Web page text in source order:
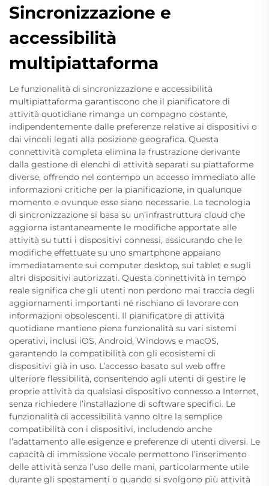
Sincronizzazione e
accessibilità
multipiattaforma
Le funzionalità di sincronizzazione e accessibilità
multipiattaforma garantiscono che il pianificatore di
attività quotidiane rimanga un compagno costante,
indipendentemente dalle preferenze relative ai dispositivi o
dai vincoli legati alla posizione geografica. Questa
connettività completa elimina la frustrazione derivante
dalla gestione di elenchi di attività separati su piattaforme
diverse, offrendo nel contempo un accesso immediato alle
informazioni critiche per la pianificazione, in qualunque
momento e ovunque esse siano necessarie. La tecnologia
di sincronizzazione si basa su un’infrastruttura cloud che
aggiorna istantaneamente le modifiche apportate alle
attività su tutti i dispositivi connessi, assicurando che le
modifiche effettuate su uno smartphone appaiano
immediatamente sui computer desktop, sui tablet e sugli
altri dispositivi autorizzati. Questa connettività in tempo
reale significa che gli utenti non perdono mai traccia degli
aggiornamenti importanti né rischiano di lavorare con
informazioni obsolescenti. Il pianificatore di attività
quotidiane mantiene piena funzionalità su vari sistemi
operativi, inclusi iOS, Android, Windows e macOS,
garantendo la compatibilità con gli ecosistemi di
dispositivi già in uso. L’accesso basato sul web offre
ulteriore flessibilità, consentendo agli utenti di gestire le
proprie attività da qualsiasi dispositivo connesso a Internet,
senza richiedere l’installazione di software specifici. Le
funzionalità di accessibilità vanno oltre la semplice
compatibilità con i dispositivi, includendo anche
l’adattamento alle esigenze e preferenze di utenti diversi. Le
capacità di immissione vocale permettono l’inserimento
delle attività senza l’uso delle mani, particolarmente utile
durante gli spostamenti o quando si svolgono più attività